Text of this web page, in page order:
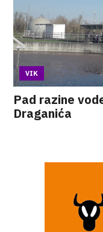
VIK
Pad razine
Draganića